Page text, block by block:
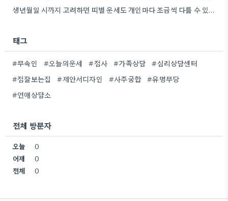
생년월일 시까지 고려하면 띠별 운세도 개인마다 조금씩 다를 수 있네요. 특히 연말에 태어난 분들은 좀…
태그
#무속인 #오늘의운세 #점사 #가족상담
#심리상담센터
#점잘보는집
#제안서디자인 #사주궁합
#유명무당
#연애상담소
전체 방문자
오늘
0
어제
0
전체
0